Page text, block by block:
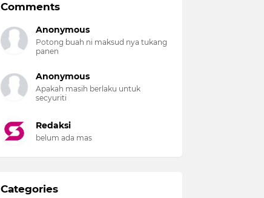
Comments
Anonymous
Potong buah ni maksud nya tukang
panen
Anonymous
Apakah masih berlaku untuk
secyuriti
Redaksi
belum ada mas
Categories